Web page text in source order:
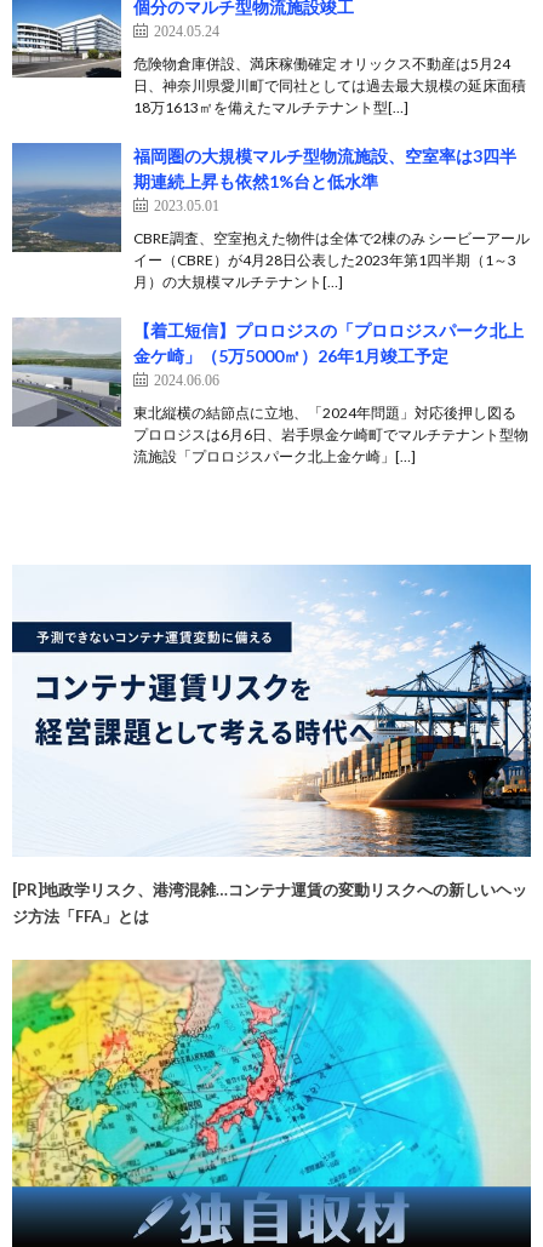
個分のマルチ型物流施設竣工
2024.05.24
危険物倉庫併設、満床稼働確定 オリックス不動産は5月24
日、神奈川県愛川町で同社としては過去最大規模の延床面積
18万1613㎡を備えたマルチテナント型[…]
福岡圏の大規模マルチ型物流施設、空室率は3四半
期連続上昇も依然1%台と低水準
2023.05.01
CBRE調査、空室抱えた物件は全体で2棟のみ シービーアール
イー（CBRE）が4月28日公表した2023年第1四半期（1～3
月）の大規模マルチテナント[…]
【着工短信】プロロジスの「プロロジスパーク北上
金ケ崎」（5万5000㎡）26年1月竣工予定
2024.06.06
東北縦横の結節点に立地、「2024年問題」対応後押し図る
プロロジスは6月6日、岩手県金ケ崎町でマルチテナント型物
流施設「プロロジスパーク北上金ケ崎」[…]
[PR]地政学リスク、港湾混雑…コンテナ運賃の変動リスクへの新しいヘッ
ジ方法「FFA」とは